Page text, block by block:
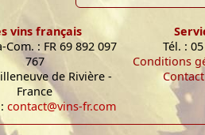
vins français
Com. : FR 69 892 097
767
de Rivière -
France
contact@vins-fr.com
Tél. :
Conditions
Contact